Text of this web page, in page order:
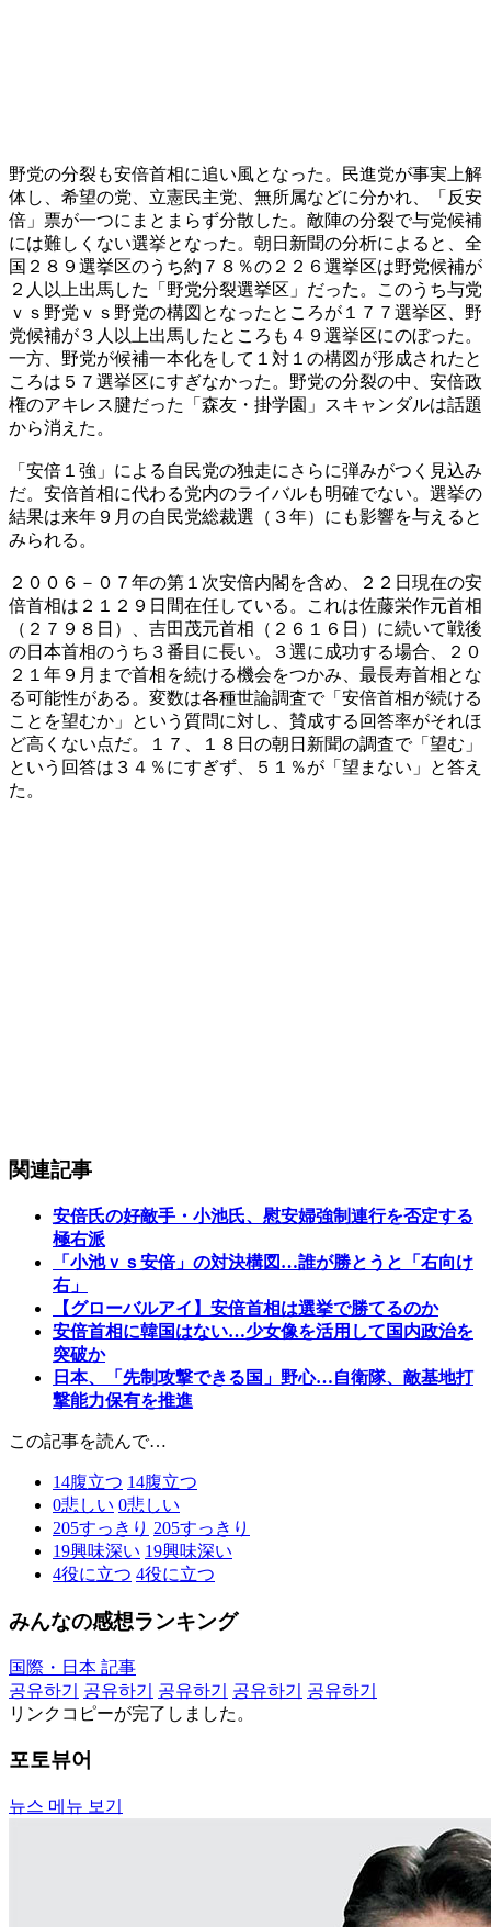
野党の分裂も安倍首相に追い風となった。民進党が事実上解
体し、希望の党、立憲民主党、無所属などに分かれ、「反安
倍」票が一つにまとまらず分散した。敵陣の分裂で与党候補
には難しくない選挙となった。朝日新聞の分析によると、全
国２８９選挙区のうち約７８％の２２６選挙区は野党候補が
２人以上出馬した「野党分裂選挙区」だった。このうち与党
ｖｓ野党ｖｓ野党の構図となったところが１７７選挙区、野
党候補が３人以上出馬したところも４９選挙区にのぼった。
一方、野党が候補一本化をして１対１の構図が形成されたと
ころは５７選挙区にすぎなかった。野党の分裂の中、安倍政
権のアキレス腱だった「森友・掛学園」スキャンダルは話題
から消えた。
「安倍１強」による自民党の独走にさらに弾みがつく見込み
だ。安倍首相に代わる党内のライバルも明確でない。選挙の
結果は来年９月の自民党総裁選（３年）にも影響を与えると
みられる。
２００６－０７年の第１次安倍内閣を含め、２２日現在の安
倍首相は２１２９日間在任している。これは佐藤栄作元首相
（２７９８日）、吉田茂元首相（２６１６日）に続いて戦後
の日本首相のうち３番目に長い。３選に成功する場合、２０
２１年９月まで首相を続ける機会をつかみ、最長寿首相とな
る可能性がある。変数は各種世論調査で「安倍首相が続ける
ことを望むか」という質問に対し、賛成する回答率がそれほ
ど高くない点だ。１７、１８日の朝日新聞の調査で「望む」
という回答は３４％にすぎず、５１％が「望まない」と答え
た。
関連記事
安倍氏の好敵手・小池氏、慰安婦強制連行を否定する
極右派
「小池ｖｓ安倍」の対決構図…誰が勝とうと「右向け
右」
【グローバルアイ】安倍首相は選挙で勝てるのか
安倍首相に韓国はない…少女像を活用して国内政治を
突破か
日本、「先制攻撃できる国」野心…自衛隊、敵基地打
撃能力保有を推進
この記事を読んで…
14腹立つ 14腹立つ
0悲しい 0悲しい
205すっきり 205すっきり
19興味深い 19興味深い
4役に立つ 4役に立つ
みんなの感想ランキング
国際・日本 記事
공유하기
공유하기 공유하기 공유하기
공유하기
リンクコピーが完了しました。
포토뷰어
뉴스 메뉴 보기